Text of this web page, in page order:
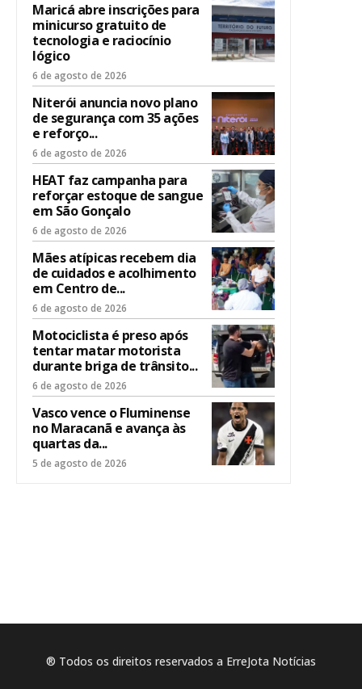
Maricá abre inscrições para
minicurso gratuito de
tecnologia e raciocínio
lógico
6 de agosto de 2026
Niterói anuncia novo plano
de segurança com 35 ações
e reforço...
6 de agosto de 2026
HEAT faz campanha para
reforçar estoque de sangue
em São Gonçalo
6 de agosto de 2026
Mães atípicas recebem dia
de cuidados e acolhimento
em Centro de...
6 de agosto de 2026
Motociclista é preso após
tentar matar motorista
durante briga de trânsito...
6 de agosto de 2026
Vasco vence o Fluminense
no Maracanã e avança às
quartas da...
5 de agosto de 2026
® Todos os direitos reservados a ErreJota Notícias